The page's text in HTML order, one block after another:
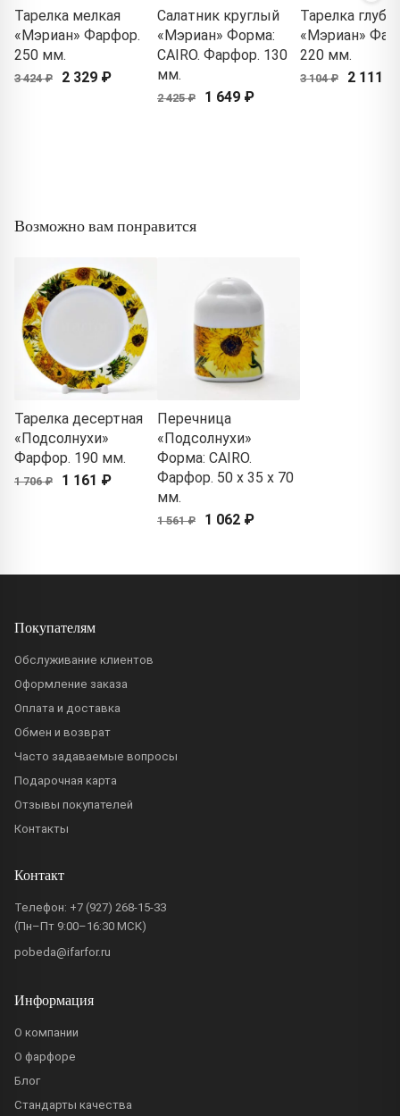
Тарелка мелкая
«Мэриан» Фарфор.
250 мм.
3 424 ₽ 2 329 ₽
Салатник круглый
«Мэриан» Форма:
CAIRO. Фарфор. 130
мм.
2 425 ₽ 1 649 ₽
Тарелка
«Мэриан»
220 мм.
3 104 ₽ 2 111 ₽
Возможно вам понравится
Тарелка десертная
«Подсолнухи»
Фарфор. 190 мм.
1 706 ₽ 1 161 ₽
Перечница
«Подсолнухи»
Форма: CAIRO.
Фарфор. 50 x 35 x 70
мм.
1 561 ₽ 1 062 ₽
Покупателям
Обслуживание клиентов
Оформление заказа
Оплата и доставка
Обмен и возврат
Часто задаваемые вопросы
Подарочная карта
Отзывы покупателей
Контакты
Контакт
Телефон: +7 (927) 268-15-33
(Пн–Пт 9:00–16:30 МСК)
pobeda@ifarfor.ru
Информация
О компании
О фарфоре
Блог
Стандарты качества